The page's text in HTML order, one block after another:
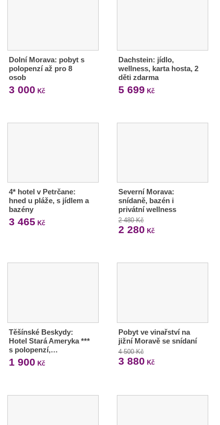
Dolní Morava: pobyt s
polopenzí až pro 8
osob
3 000 Kč
Dachstein: jídlo,
wellness, karta hosta, 2
děti zdarma
5 699 Kč
4* hotel v Petrčane:
hned u pláže, s jídlem a
bazény
3 465 Kč
Severní Morava:
snídaně, bazén i
privátní wellness
2 480 Kč
2 280 Kč
Těšínské Beskydy:
Hotel Stará Ameryka ***
s polopenzí,…
1 900 Kč
Pobyt ve vinařství na
jižní Moravě se snídaní
4 500 Kč
3 880 Kč